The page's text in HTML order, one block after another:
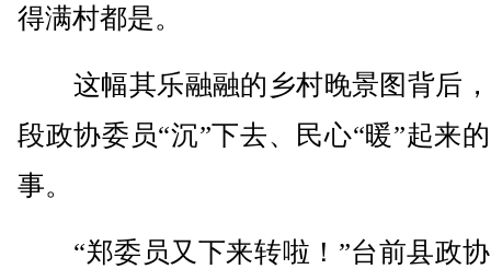
得满村都是。
这幅其乐融融的乡村晚景图背后
段政协委员“沉”下去、民心“暖”起来
事。
“郑委员又下来转啦！”台前县政